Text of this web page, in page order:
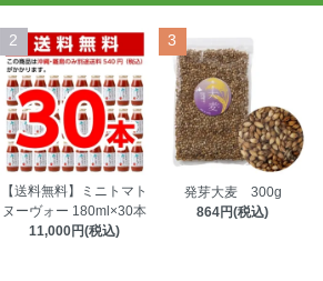
2
【送料無料】ミニトマト
ヌーヴォー 180ml×30本
11,000円(税込)
3
発芽大麦 300g
864円(税込)